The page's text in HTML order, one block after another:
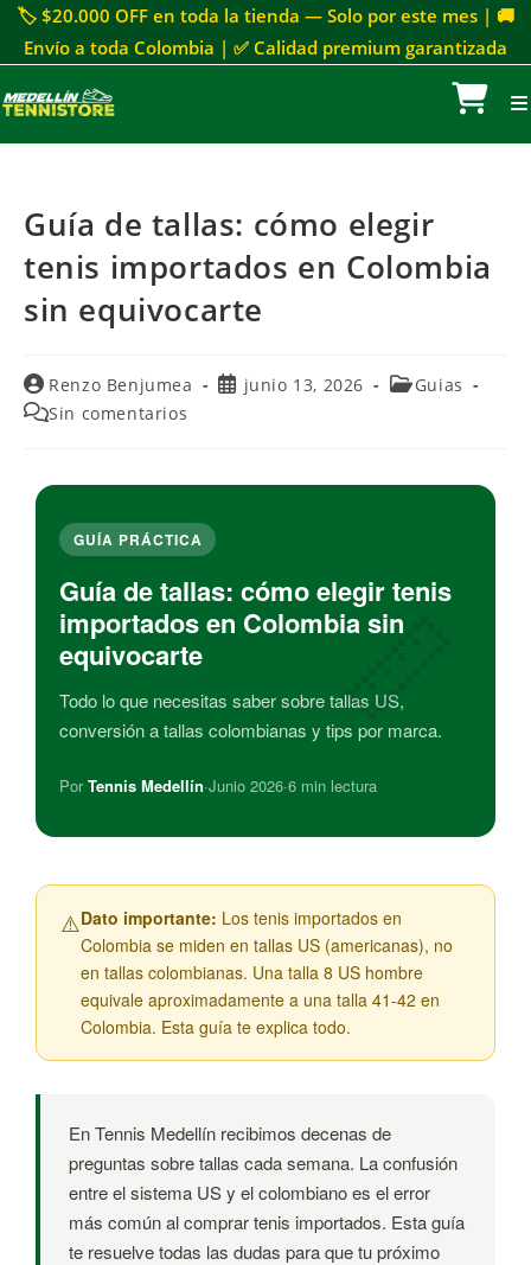
🏷 $20.000 OFF en toda la tienda — Solo por este mes | 🚚
Envío a toda Colombia | ✅ Calidad premium garantizada
Guía de tallas: cómo elegir
tenis importados en Colombia
sin equivocarte
Renzo Benjumea junio 13, 2026
Guias
Sin comentarios
GUÍA PRÁCTICA
Guía de tallas: cómo elegir tenis
importados en Colombia sin
equivocarte
Todo lo que necesitas saber sobre tallas US,
conversión a tallas colombianas y tips por marca.
PorTennis Medellín·Junio 2026·6 min lectura
⚠️Dato importante: Los tenis importados en
Colombia se miden en tallas US (americanas), no
en tallas colombianas. Una talla 8 US hombre
equivale aproximadamente a una talla 41-42 en
Colombia. Esta guía te explica todo.
En Tennis Medellín recibimos decenas de
preguntas sobre tallas cada semana. La confusión
entre el sistema US y el colombiano es el error
más común al comprar tenis importados. Esta guía
te resuelve todas las dudas para que tu próximo